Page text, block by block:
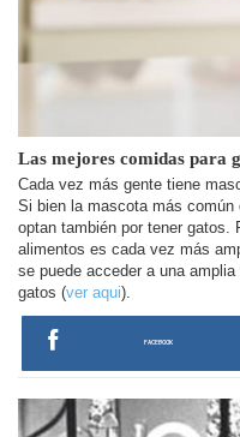
Las mejores comidas para
Cada vez más gente tiene
Si bien la mascota más común
optan también por tener gatos.
alimentos es cada vez más
se puede acceder a una
gatos (ver aqui).
FACEBOOK